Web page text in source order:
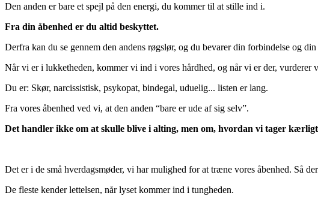
Den anden er bare et spejl på den energi, du kommer til at stille ind i.
Fra din åbenhed er du altid beskyttet.
Derfra kan du se gennem den andens røgslør, og du bevarer din forbindelse og
Når vi er i lukketheden, kommer vi ind i vores hårdhed, og når vi er der, vurderer
Du er: Skør, narcissistisk, psykopat, bindegal, uduelig... listen er lang.
Fra vores åbenhed ved vi, at den anden “bare er ude af sig selv”.
Det handler ikke om at skulle blive i alting, men om, hvordan vi tager
Det er i de små hverdagsmøder, vi har mulighed for at træne vores åbenhed. Så
De fleste kender lettelsen, når lyset kommer ind i tungheden.